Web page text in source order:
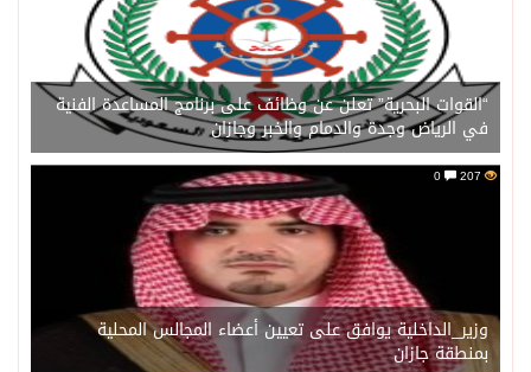
“القوات البحرية” تعلن عن وظائف على برنامج المساعدة الفنية
في الرياض وجدة والدمام والخبر وجازان
207
وزير_الداخلية يوافق على تعيين أعضاء المجالس المحلية
بمنطقة جازان